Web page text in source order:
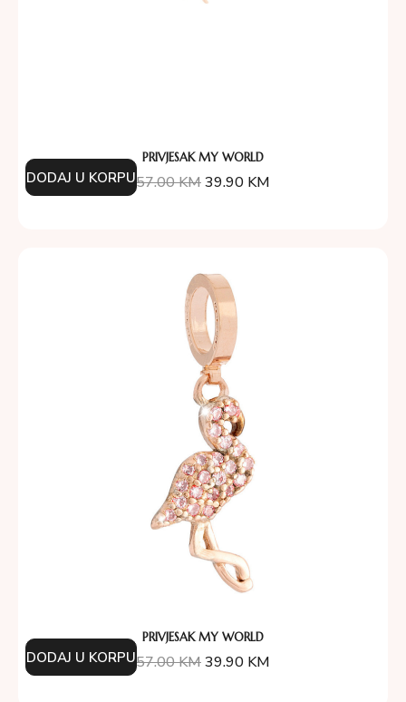
PRIVJESAK MY WORLD
57.00KM39.90 KM
DODAJ U KORPU
PRIVJESAK MY WORLD
57.00KM39.90 KM
DODAJ U KORPU